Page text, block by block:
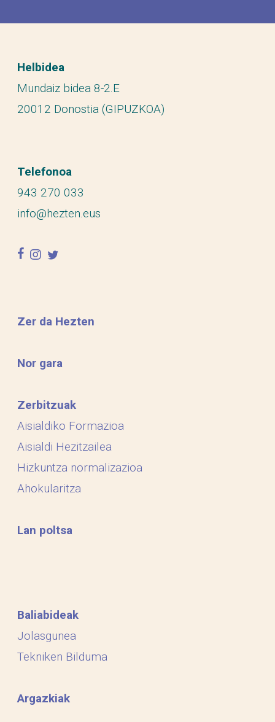
Helbidea
Mundaiz bidea 8-2.E
20012 Donostia (GIPUZKOA)
Telefonoa
943 270 033
info@hezten.eus
facebook
instagram
twitter
Zer da Hezten
Nor gara
Zerbitzuak
Aisialdiko Formazioa
Aisialdi Hezitzailea
Hizkuntza normalizazioa
Ahokularitza
Lan poltsa
Baliabideak
Jolasgunea
Tekniken Bilduma
Argazkiak